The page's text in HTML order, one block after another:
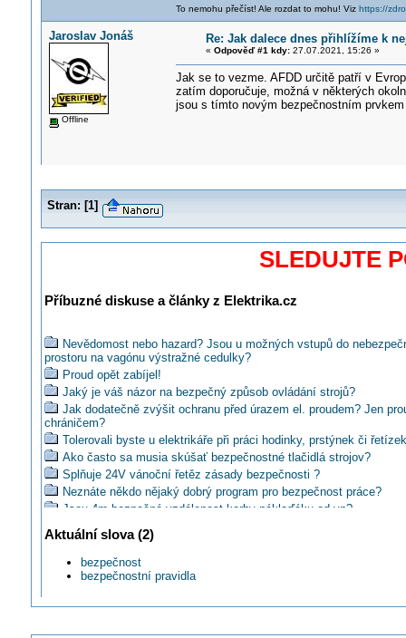
To nemohu přečíst! Ale rozdat to mohu! Viz https://
Jaroslav Jonáš
Offline
Re: Jak dalece dnes přihlížíme k
« Odpověď #1 kdy:27.07.2021, 15:26 »
Jak se to vezme. AFDD určitě patří v
zatím doporučuje, možná v některých
jsou s tímto novým bezpečnostním
Stran: [1]
SLEDUJTE
Příbuzné diskuse a články z Elektrika.cz
Nevědomost nebo hazard? Jsou u možných vstupů do
prostoru na vagónu výstražné cedulky?
Proud opět zabíjel!
Jaký je váš názor na bezpečný způsob ovládání strojů?
Jak dodatečně zvýšit ochranu před úrazem el. proudem? Jen
chráničem?
Tolerovali byste u elektrikáře při práci hodinky, prstýnek či
Ako často sa musia skúšať bezpečnostné tlačidlá strojov?
Splňuje 24V vánoční řetěz zásady bezpečnosti ?
Neznáte někdo nějaký dobrý program pro bezpečnost práce?
Jsou 4m bezpečná vzdálenost korby náklaďáku od vn?
Co nového ohledně lékárniček a výstražných vest?
Není zamýšlený průkaz bezpečnosti krok zpět k totalitě?
Četli jste článek o bezpečnosti domácích instalací v EU?
Lze bezpečně vyměnit jistič na DIN liště s hřebínkem pod
Aktuální slova (2)
bezpečnost
bezpečnostní pravidla